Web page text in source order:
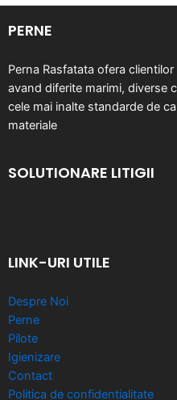
PERNE
Perna Rasfatata ofera
avand diferite marimi, diverse
cele mai inalte standarde de
materiale
SOLUTIONARE LITIGII
LINK-URI UTILE
Despre Noi
Perne
Pilote
Igienizare
Contact
Politica de confidentialitate